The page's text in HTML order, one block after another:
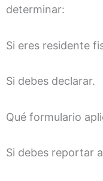
determinar:
Si eres residente
Si debes declarar.
Qué formulario
Si debes reportar